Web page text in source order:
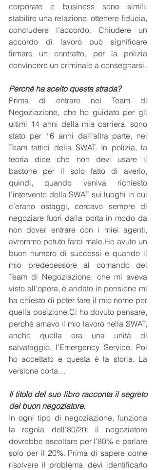
corporate e business sono simili:
stabilire una relazione, ottenere fiducia,
concludere l’accordo. Chiudere un
accordo di lavoro può significare
firmare un contratto, per la polizia
convincere un criminale a consegnarsi.
Perché ha scelto questa strada?
Prima di entrare nel Team di
Negoziazione, che ho guidato per gli
ultimi 14 anni della mia carriera, sono
stato per 16 anni dall’altra parte, nei
Team tattici della SWAT. In polizia, la
teoria dice che non devi usare il
bastone per il solo fatto di averlo,
quindi, quando veniva richiesto
l’intervento della SWAT sui luoghi in cui
c’erano ostaggi, cercavo sempre di
negoziare fuori dalla porta in modo da
non dover entrare con i miei agenti,
avremmo potuto farci male.Ho avuto un
buon numero di successi e quando il
mio predecessore al comando del
Team di Negoziazione, che mi aveva
visto all’opera, è andato in pensione mi
ha chiesto di poter fare il mio nome per
quella posizione.Ci ho dovuto pensare,
perché amavo il mio lavoro nella SWAT,
anche quella era una unità di
salvataggio, l’Emergency Service. Poi
ho accettato e questa è la storia. La
versione corta…
Il titolo del suo libro racconta il segreto
del buon negoziatore.
In ogni tipo di negoziazione, funziona
la regola dell’80/20: il negoziatore
dovrebbe ascoltare per l’80% e parlare
solo per il 20%. Prima di sapere come
risolvere il problema, devi identificarlo